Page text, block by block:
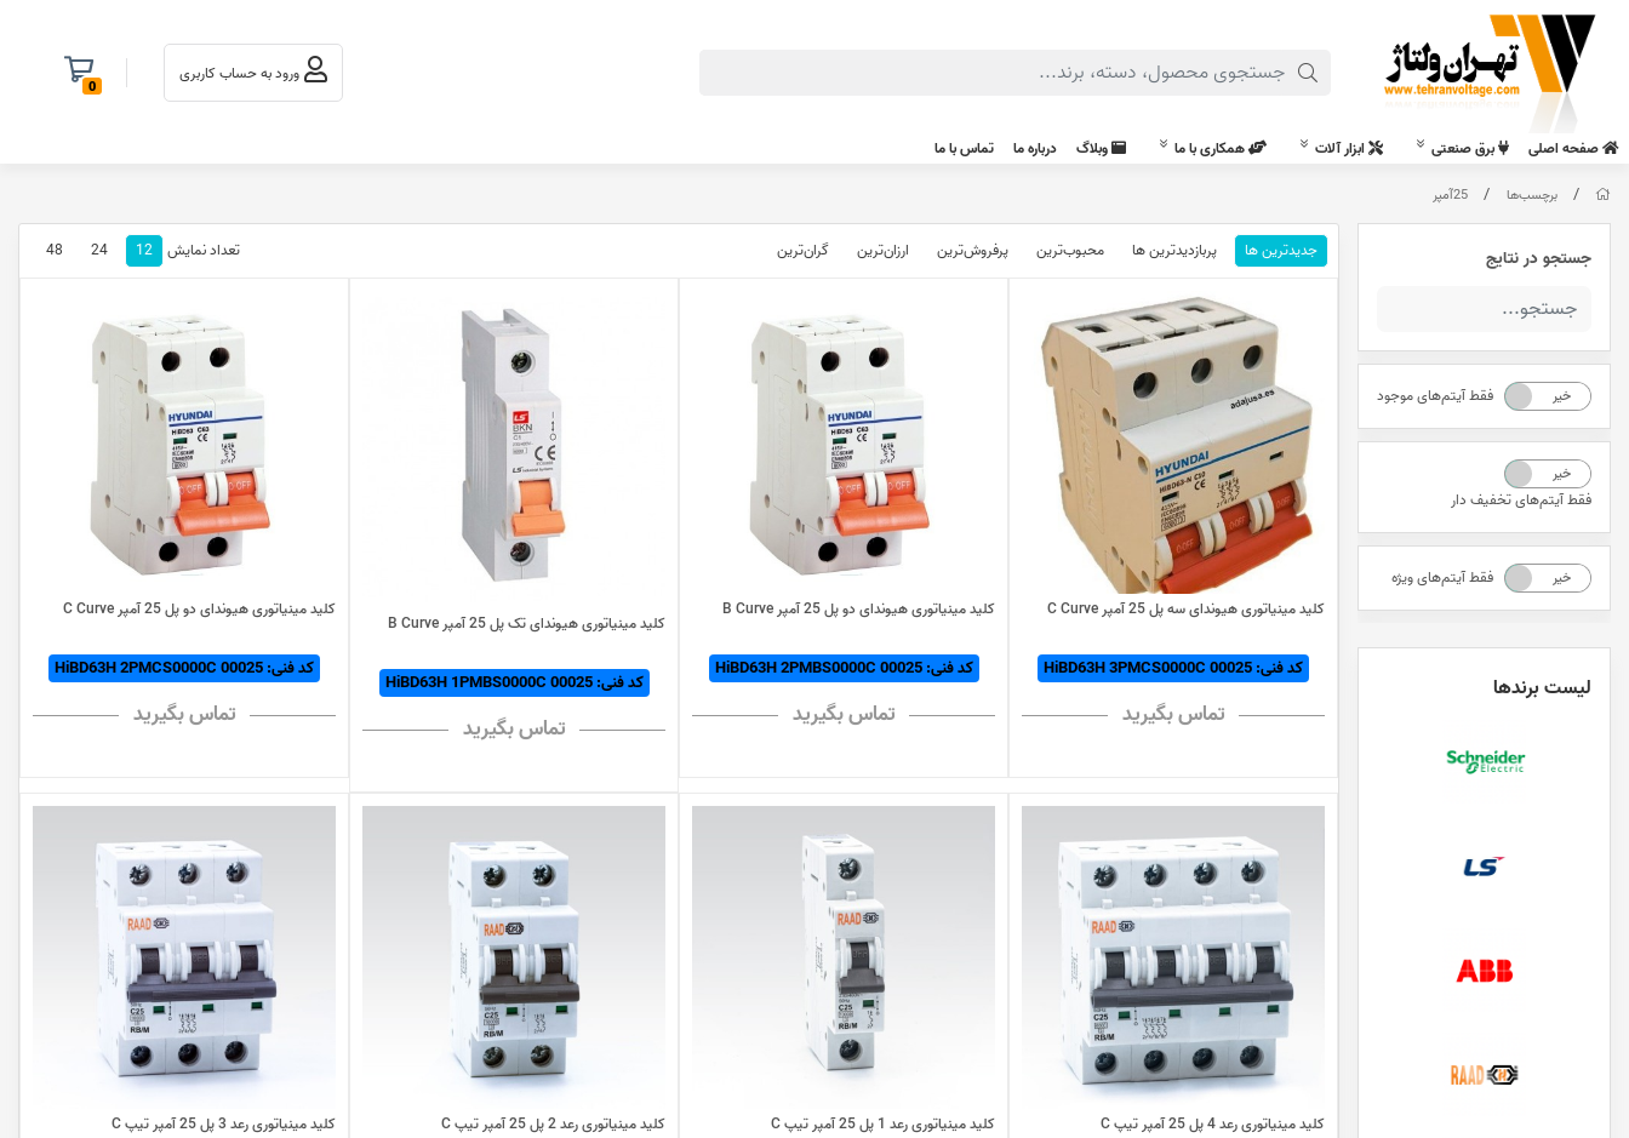
ورود به حساب کاربری
0
صفحه اصلی برق صنعتی ابزار آلات همکاری با ما وبلاگ درباره ما تماس با ما
/ برچسب‌ها / 25آمپر
جستجو در نتایج
بله خیر فقط آیتم‌های موجود
خیر
فقط آیتم‌های تخفیف دار
بله خیر فقط آیتم‌های ویژه
لیست برندها
جدیدترین ها پربازدیدترین ها محبوب‌‌ترین پرفروش‌ترین ارزان‌ترین گران‌ترین تعداد نمایش 12
24
48
کلید مینیاتوری هیوندای سه پل 25 آمپر C Curve
کد فنی: HiBD63H 3PMCS0000C 00025
تماس بگیرید
کلید مینیاتوری هیوندای دو پل 25 آمپر B Curve
کد فنی: HiBD63H 2PMBS0000C 00025
تماس بگیرید
کلید مینیاتوری هیوندای تک پل 25 آمپر B Curve
کد فنی: HiBD63H 1PMBS0000C 00025
تماس بگیرید
کلید مینیاتوری هیوندای دو پل 25 آمپر C Curve
کد فنی: HiBD63H 2PMCS0000C 00025
تماس بگیرید
کلید مینیاتوری رعد 4 پل 25 آمپر تیپ C کلید مینیاتوری رعد 1 پل 25 آمپر تیپ C کلید مینیاتوری رعد 2 پل 25 آمپر تیپ C کلید مینیاتوری رعد 3 پل 25 آمپر تیپ C